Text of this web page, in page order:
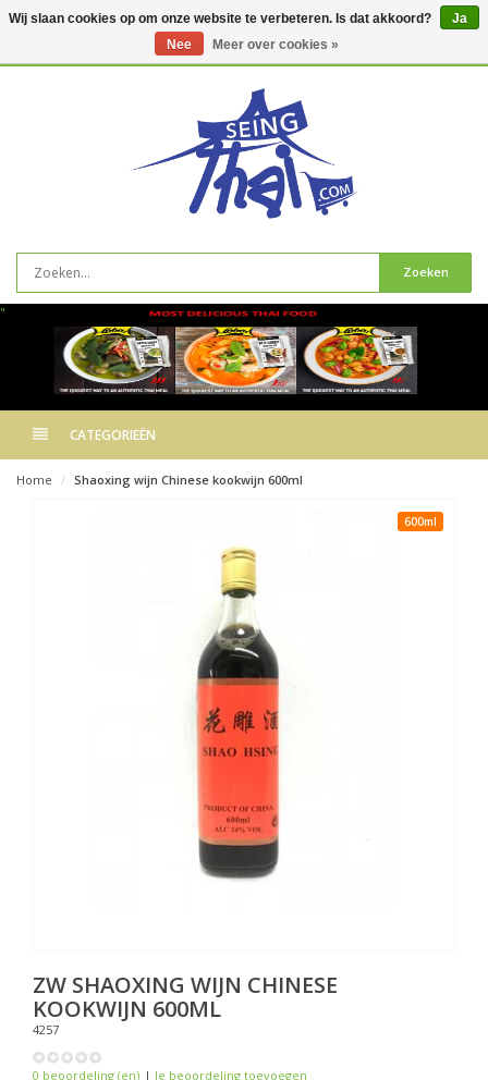
Zoeken
"
CATEGORIEËN
Home Shaoxing wijn Chinese kookwijn 600ml
600ml
ZW SHAOXING WIJN CHINESE
KOOKWIJN 600ML
4257
0 beoordeling (en) | Je beoordeling toevoegen
Wij slaan cookies op om onze website te verbeteren. Is dat akkoord?
Ja
Nee
Meer over cookies »